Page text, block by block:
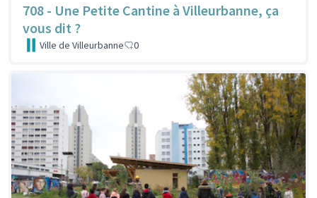
708 - Une Petite Cantine à Villeurbanne, ça
vous dit ?
Ville de Villeurbanne 0